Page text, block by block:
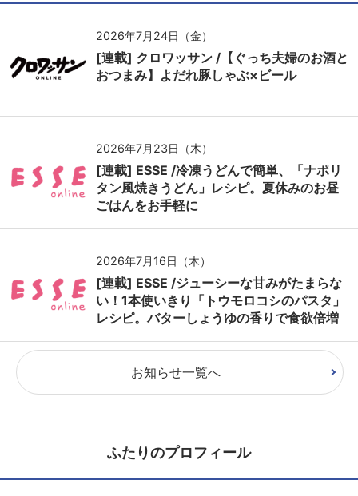
2026年7月24日（金）
[連載] クロワッサン /【ぐっち夫婦のお酒と
おつまみ】よだれ豚しゃぶ×ビール
2026年7月23日（木）
[連載] ESSE /冷凍うどんで簡単、「ナポリ
タン風焼きうどん」レシピ。夏休みのお昼
ごはんをお手軽に
2026年7月16日（木）
[連載] ESSE /ジューシーな甘みがたまらな
い！1本使いきり「トウモロコシのパスタ」
レシピ。バターしょうゆの香りで食欲倍増
お知らせ一覧へ
ふたりのプロフィール